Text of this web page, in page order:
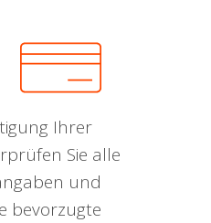
Ihrer
Sie alle
und
bevorzugte